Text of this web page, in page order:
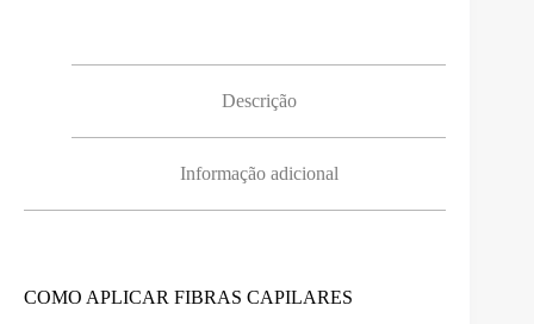
Descrição
Informação adicional
COMO APLICAR FIBRAS CAPILARES